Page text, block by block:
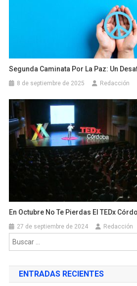
Segunda Caminata Por La Paz: Un
8 de septiembre de 2025 Redacción
En Octubre No Te Pierdas El TEDx
27 de septiembre de 2024 Redacción
ENTRADAS RECIENTES